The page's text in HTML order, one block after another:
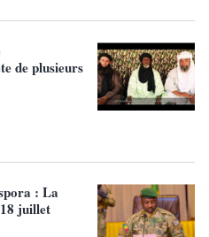
de plusieurs
: La
juillet